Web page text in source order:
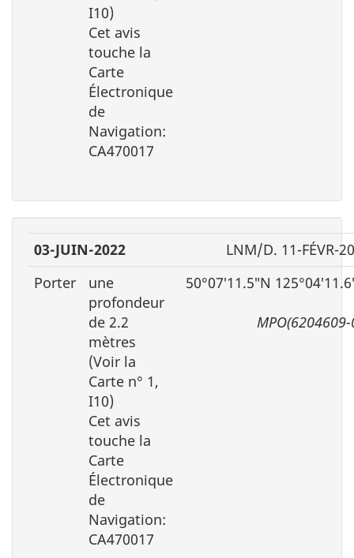
I10)
Cet avis
touche la
Carte
Électronique
de
Navigation:
CA470017
03-JUIN-2022
LNM/D. 11-FÉVR-
Porter
une
profondeur
de 2.2
mètres
(Voir la
Carte n° 1,
I10)
Cet avis
touche la
Carte
Électronique
de
Navigation:
CA470017
50°07′11.5″N